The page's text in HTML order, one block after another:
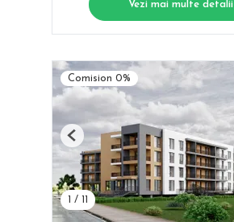
Vezi mai multe detalii
Comision 0%
1 / 11
Previous